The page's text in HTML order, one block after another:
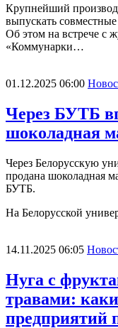
Крупнейший
выпускать
Об этом на встрече с
«Коммунарки…
01.12.2025 06:00
Через БУТБ
шоколадная
Через Белорусскую
продана шоколадная
БУТБ.
На Белорусской
14.11.2025 06:05
Нуга с
травами:
предприятий